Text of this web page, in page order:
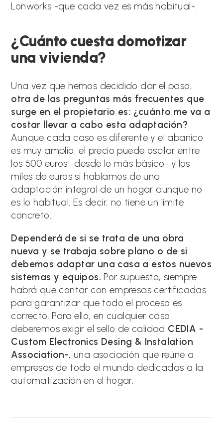
Lonworks -que cada vez es más habitual-.
¿Cuánto cuesta domotizar
una vivienda?
Una vez que hemos decidido dar el paso,
otra de las preguntas más frecuentes que
surge en el propietario es: ¿cuánto me va a
costar llevar a cabo esta adaptación?
Aunque cada caso es diferente y el abanico
es muy amplio, el precio puede oscilar entre
los 500 euros -desde lo más básico- y los
miles de euros si hablamos de una
adaptación integral de un hogar aunque no
es lo habitual. Es decir, no tiene un límite
concreto.
Dependerá de si se trata de una obra
nueva y se trabaja sobre plano o de si
debemos adaptar una casa a estos nuevos
sistemas y equipos. Por supuesto, siempre
habrá que contar con empresas certificadas
para garantizar que todo el proceso es
correcto. Para ello, en cualquier caso,
deberemos exigir el sello de calidad CEDIA -
Custom Electronics Desing & Instalation
Association-, una asociación que reúne a
empresas de todo el mundo dedicadas a la
automatización en el hogar.